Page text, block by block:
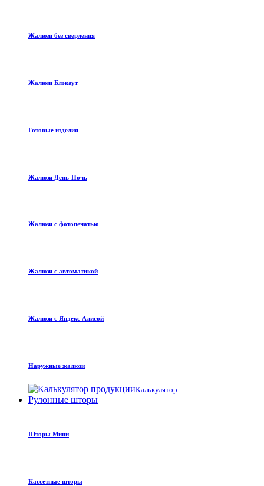
Жалюзи без сверления
Жалюзи Блэкаут
Готовые изделия
Жалюзи День-Ночь
Жалюзи с фотопечатью
Жалюзи с автоматикой
Жалюзи с Яндекс Алисой
Наружные жалюзи
Калькулятор
Рулонные шторы
Шторы Мини
Кассетные шторы